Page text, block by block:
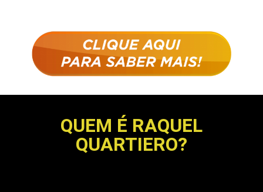
QUEM É RAQUEL
QUARTIERO?